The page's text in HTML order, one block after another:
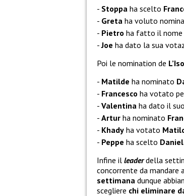
Stoppa ha scelto
Greta ha voluto
Pietro ha fatto il nome
Joe ha dato la sua
Poi le nomination de
Matilde ha nominato
Francesco ha votato
Valentina ha dato il
Artur ha nominato
Khady ha votato
Peppe ha scelto
Infine il leaderdella
concorrente da mandare
settimana dunque
scegliere chi eliminare